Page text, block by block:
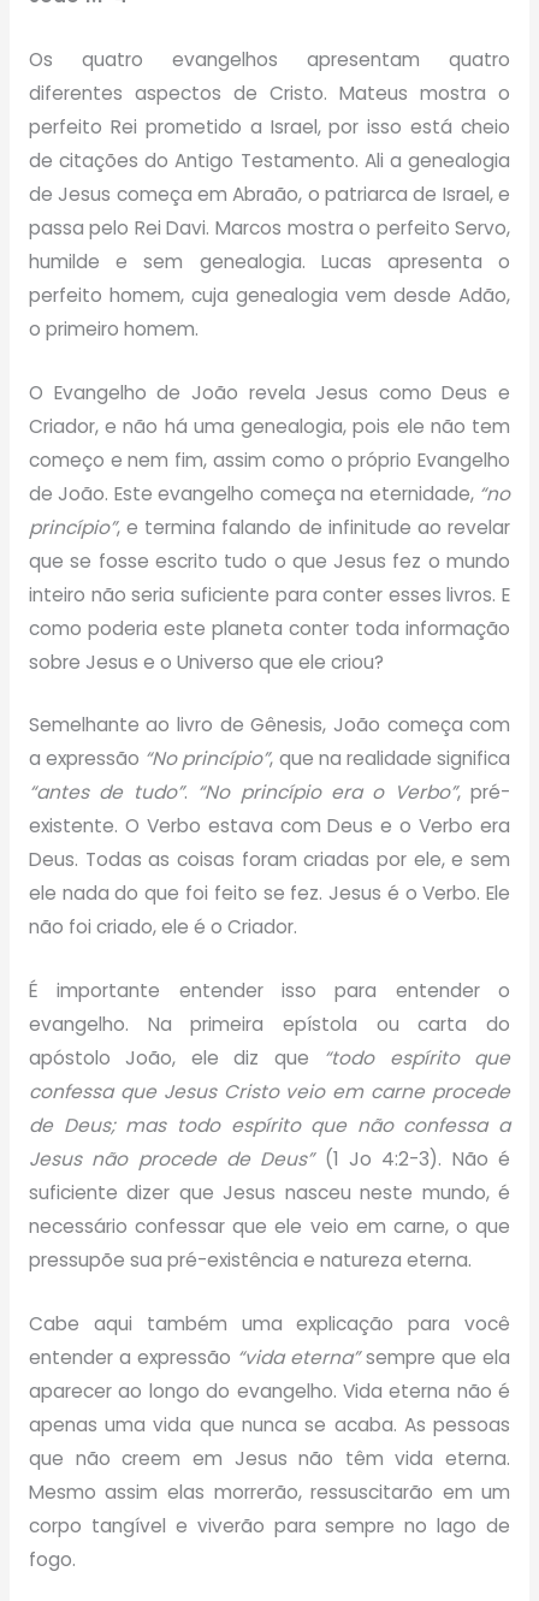
Os quatro evangelhos apresentam quatro
diferentes aspectos de Cristo. Mateus mostra o
perfeito Rei prometido a Israel, por isso está cheio
de citações do Antigo Testamento. Ali a genealogia
de Jesus começa em Abraão, o patriarca de Israel, e
passa pelo Rei Davi. Marcos mostra o perfeito Servo,
humilde e sem genealogia. Lucas apresenta o
perfeito homem, cuja genealogia vem desde Adão,
o primeiro homem.
O Evangelho de João revela Jesus como Deus e
Criador, e não há uma genealogia, pois ele não tem
começo e nem fim, assim como o próprio Evangelho
de João. Este evangelho começa na eternidade, “no
princípio”, e termina falando de infinitude ao revelar
que se fosse escrito tudo o que Jesus fez o mundo
inteiro não seria suficiente para conter esses livros. E
como poderia este planeta conter toda informação
sobre Jesus e o Universo que ele criou?
Semelhante ao livro de Gênesis, João começa com
a expressão “No princípio”, que na realidade significa
“antes de tudo”. “No princípio era o Verbo”, pré-
existente. O Verbo estava com Deus e o Verbo era
Deus. Todas as coisas foram criadas por ele, e sem
ele nada do que foi feito se fez. Jesus é o Verbo. Ele
não foi criado, ele é o Criador.
É importante entender isso para entender o
evangelho. Na primeira epístola ou carta do
apóstolo João, ele diz que “todo espírito que
confessa que Jesus Cristo veio em carne procede
de Deus; mas todo espírito que não confessa a
Jesus não procede de Deus”(1 Jo 4:2-3). Não é
suficiente dizer que Jesus nasceu neste mundo, é
necessário confessar que ele veio em carne, o que
pressupõe sua pré-existência e natureza eterna.
Cabe aqui também uma explicação para você
entender a expressão “vida eterna”sempre que ela
aparecer ao longo do evangelho. Vida eterna não é
apenas uma vida que nunca se acaba. As pessoas
que não creem em Jesus não têm vida eterna.
Mesmo assim elas morrerão, ressuscitarão em um
corpo tangível e viverão para sempre no lago de
fogo.